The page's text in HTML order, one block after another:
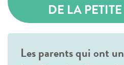
DE LA
Les parents qui ont